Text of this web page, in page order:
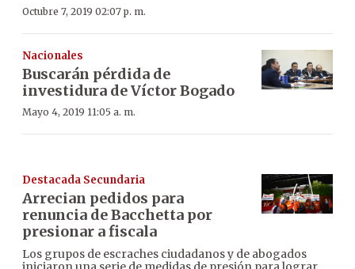
Octubre 7, 2019 02:07 p. m.
Nacionales
Buscarán pérdida de
investidura de Víctor Bogado
Mayo 4, 2019 11:05 a. m.
Destacada Secundaria
Arrecian pedidos para
renuncia de Bacchetta por
presionar a fiscala
Los grupos de escraches ciudadanos y de abogados